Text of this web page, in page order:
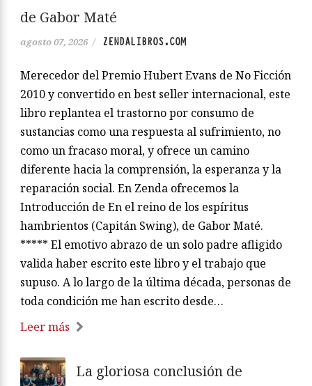
de Gabor Maté
agosto 07, 2026 / ZENDALIBROS.COM
Merecedor del Premio Hubert Evans de No Ficción
2010 y convertido en best seller internacional, este
libro replantea el trastorno por consumo de
sustancias como una respuesta al sufrimiento, no
como un fracaso moral, y ofrece un camino
diferente hacia la comprensión, la esperanza y la
reparación social. En Zenda ofrecemos la
Introducción de En el reino de los espíritus
hambrientos (Capitán Swing), de Gabor Maté.
***** El emotivo abrazo de un solo padre afligido
valida haber escrito este libro y el trabajo que
supuso. A lo largo de la última década, personas de
toda condición me han escrito desde…
Leer más
La gloriosa conclusión de